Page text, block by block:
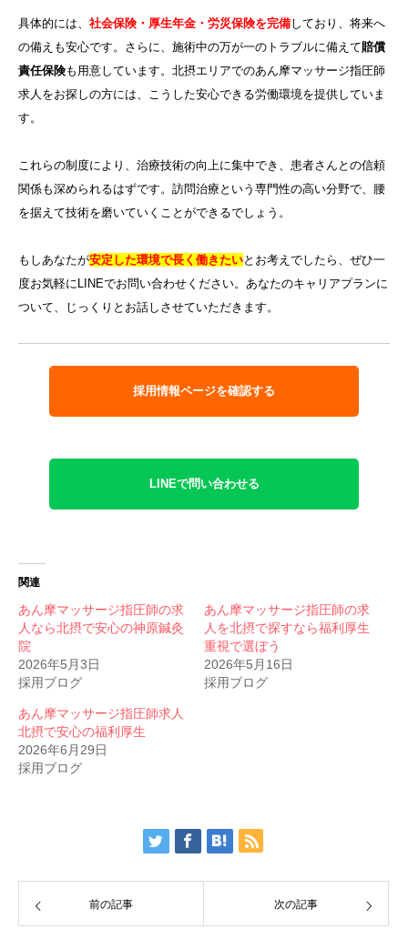
具体的には、 社会保険・厚生年金・労災保険を完備しており、将来へ
の備えも安心です。さらに、施術中の万が一のトラブルに備えて 賠償
責任保険も用意しています。北摂エリアでのあん摩マッサージ指圧師
求人をお探しの方には、こうした安心できる労働環境を提供していま
す。
これらの制度により、治療技術の向上に集中でき、患者さんとの信頼
関係も深められるはずです。訪問治療という専門性の高い分野で、腰
を据えて技術を磨いていくことができるでしょう。
もしあなたが安定した環境で長く働きたいとお考えでしたら、ぜひ一
度お気軽にLINEでお問い合わせください。あなたのキャリアプランに
ついて、じっくりとお話しさせていただきます。
採用情報ページを確認する
LINEで問い合わせる
関連
あん摩マッサージ指圧師の求
人なら北摂で安心の神原鍼灸
院
2026年5月3日
採用ブログ
あん摩マッサージ指圧師の求
人を北摂で探すなら福利厚生
重視で選ぼう
2026年5月16日
採用ブログ
あん摩マッサージ指圧師求人
北摂で安心の福利厚生
2026年6月29日
採用ブログ
前の記事 次の記事